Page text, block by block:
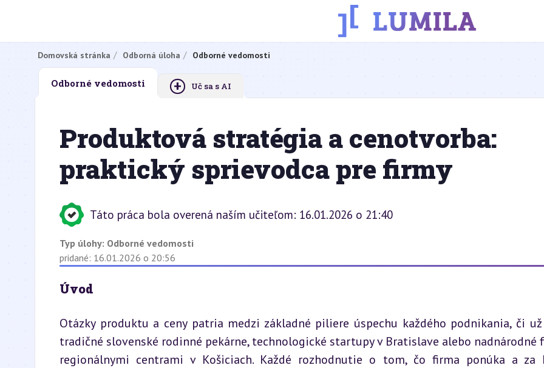
Domovská stránka Odborná úloha Odborné vedomosti
Odborné vedomosti + Uč sa s AI
Produktová stratégia a cenotvorba:
praktický sprievodca pre firmy
Táto práca bola overená naším učiteľom: 16.01.2026 o 21:40
Typ úlohy: Odborné vedomosti
pridané: 16.01.2026 o 20:56
Úvod
Otázky produktu a ceny patria medzi základné piliere úspechu každého podnikania, či
tradičné slovenské rodinné pekárne, technologické startupy v Bratislave alebo nadnárodné
regionálnymi centrami v Košiciach. Každé rozhodnutie o tom, čo firma ponúka a za